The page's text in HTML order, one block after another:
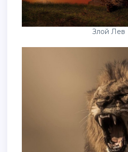
Злой Лев